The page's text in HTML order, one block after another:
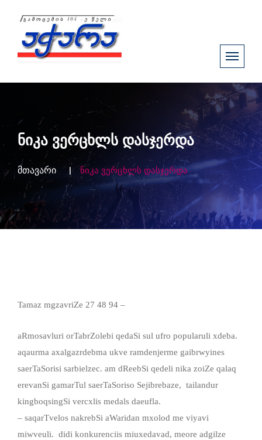
ნიკა ვერცხლს დასჯერდა
მთავარი ნიკა ვერცხლს დასჯერდა
Tamaz mgzavriZe 27 48 94 –
aRmosavluri orTabrZolebi qedaSi sul ufro popularuli xdeba.
aqaurma axalgazrdebma ukve ramdenjerme gaibrwyines
saerTaSorisi sarbielzec. am dReebSi qedeli nika zoiZe qalaq
erevanSi gamarTul saerTaSoriso Sejibrebaze, tailandur
kingboqsingSi vercxlis medals daeufla.
– saqarTvelos nakrebSi aWaridan mxolod me viyavi
miwveuli. didi konkurenciis miuxedavad, meore adgilze